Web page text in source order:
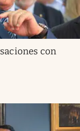
con